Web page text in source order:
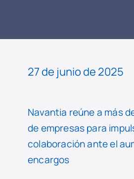
27 de junio de 2025
Navantia reúne a más
de empresas para
colaboración ante el
encargos